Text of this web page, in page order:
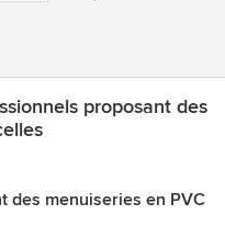
proposant des
des menuiseries en PVC